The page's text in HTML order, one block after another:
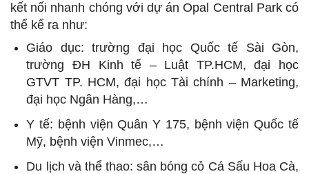
kết nối nhanh chóng với dự án Opal Central Park có
thể kể ra như:
Giáo dục: trường đại học Quốc tế Sài Gòn,
trường ĐH Kinh tế – Luật TP.HCM, đại học
GTVT TP. HCM, đại học Tài chính – Marketing,
đại học Ngân Hàng,…
Y tế: bệnh viện Quân Y 175, bệnh viện Quốc tế
Mỹ, bệnh viện Vinmec,…
Du lịch và thể thao: sân bóng cỏ Cá Sấu Hoa Cà,